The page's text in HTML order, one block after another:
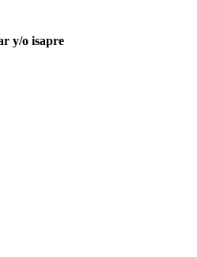
y/o isapre